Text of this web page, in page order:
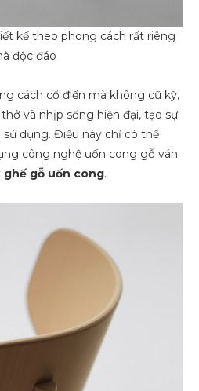
kế theo phong cách rất riêng
độc đáo
cách cổ điển mà không cũ kỹ,
và nhịp sống hiện đại, tạo sự
dụng. Điều này chỉ có thể
công nghệ uốn cong gỗ ván
ghế gỗ uốn cong.